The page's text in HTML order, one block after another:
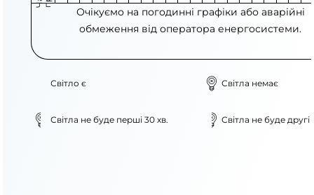
Очікуємо на погодинні графіки або аварійні
обмеження від оператора енергосистеми.
Світло є Світла немає
Світла не буде перші 30 хв. Світла не буде другі